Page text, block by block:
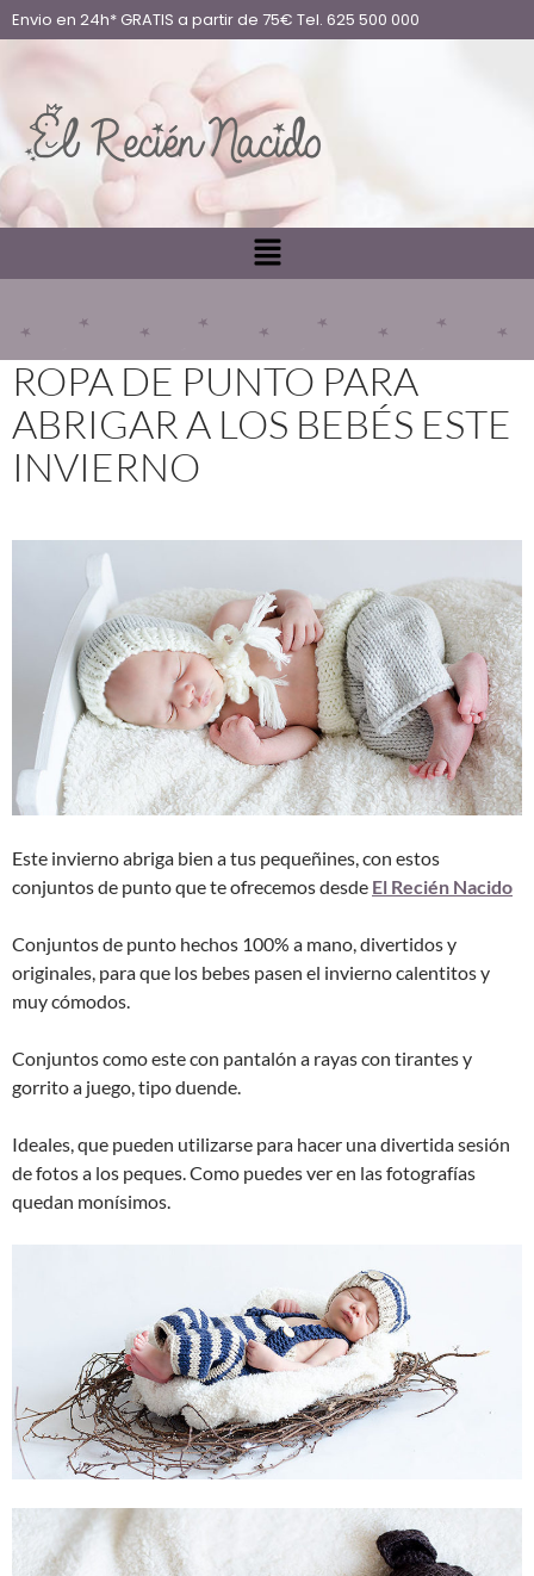
Envio en 24h* GRATIS a partir de 75€ Tel. 625 500 000
ROPA DE PUNTO PARA
ABRIGAR A LOS BEBÉS ESTE
INVIERNO
Este invierno abriga bien a tus pequeñines, con estos
conjuntos de punto que te ofrecemos desde El Recién Nacido
Conjuntos de punto hechos 100% a mano, divertidos y
originales, para que los bebes pasen el invierno calentitos y
muy cómodos.
Conjuntos como este con pantalón a rayas con tirantes y
gorrito a juego, tipo duende.
Ideales, que pueden utilizarse para hacer una divertida sesión
de fotos a los peques. Como puedes ver en las fotografías
quedan monísimos.